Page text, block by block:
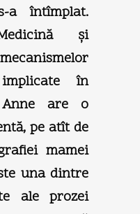
întîmplat.
şi
în
are o
pe atît de
mamei
una dintre
ale prozei